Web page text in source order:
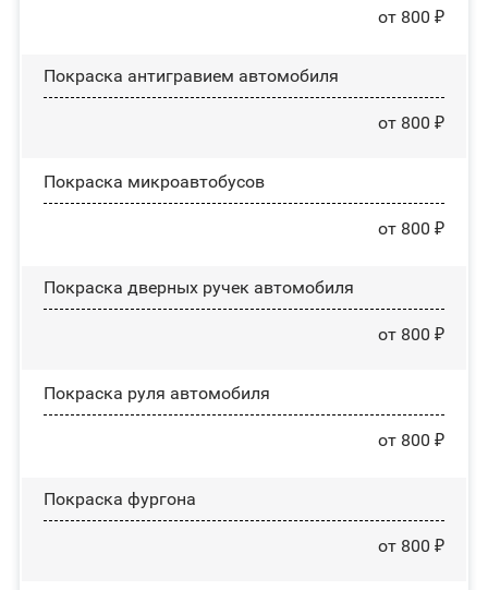
от 800 ₽
Покраска антигравием автомобиля
от 800 ₽
Покраска микроавтобусов
от 800 ₽
Покраска дверных ручек автомобиля
от 800 ₽
Покраска руля автомобиля
от 800 ₽
Покраска фургона
от 800 ₽